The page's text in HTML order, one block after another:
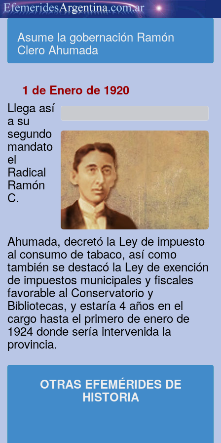
Asume la gobernación Ramón
Clero Ahumada
1 de Enero de 1920
Llega así
a su
segundo
mandato
el
Radical
Ramón
C.
Ahumada, decretó la Ley de impuesto
al consumo de tabaco, así como
también se destacó la Ley de exención
de impuestos municipales y fiscales
favorable al Conservatorio y
Bibliotecas, y estaría 4 años en el
cargo hasta el primero de enero de
1924 donde sería intervenida la
provincia.
OTRAS EFEMÉRIDES DE
HISTORIA